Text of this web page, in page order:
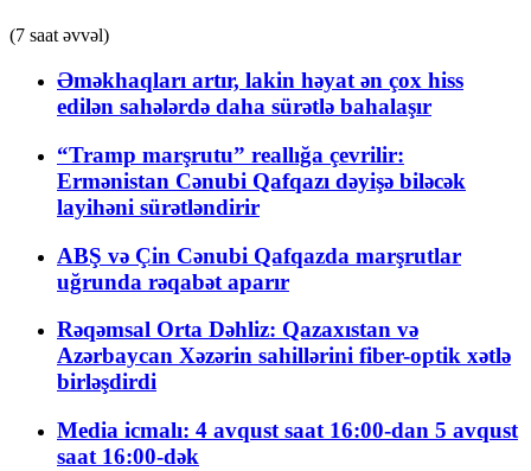
(7 saat əvvəl)
Əməkhaqları artır, lakin həyat ən çox hiss
edilən sahələrdə daha sürətlə bahalaşır
“Tramp marşrutu” reallığa çevrilir:
Ermənistan Cənubi Qafqazı dəyişə biləcək
layihəni sürətləndirir
ABŞ və Çin Cənubi Qafqazda marşrutlar
uğrunda rəqabət aparır
Rəqəmsal Orta Dəhliz: Qazaxıstan və
Azərbaycan Xəzərin sahillərini fiber-optik xətlə
birləşdirdi
Media icmalı: 4 avqust saat 16:00-dan 5 avqust
saat 16:00-dək